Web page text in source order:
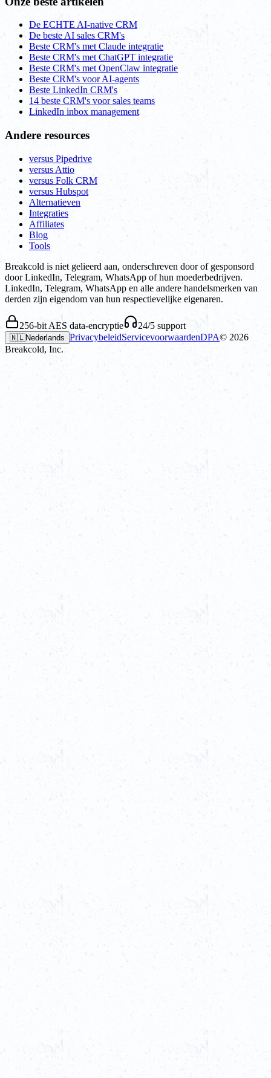
De ECHTE AI-native CRM
De beste AI sales CRM's
Beste CRM's met Claude integratie
Beste CRM's met ChatGPT integratie
Beste CRM's met OpenClaw integratie
Beste CRM's voor AI-agents
Beste LinkedIn CRM's
14 beste CRM's voor sales teams
LinkedIn inbox management
Andere resources
versus Pipedrive
versus Attio
versus Folk CRM
versus Hubspot
Alternatieven
Integraties
Affiliates
Blog
Tools
Breakcold is niet gelieerd aan, onderschreven door of gesponsord
door LinkedIn, Telegram, WhatsApp of hun moederbedrijven.
LinkedIn, Telegram, WhatsApp en alle andere handelsmerken van
derden zijn eigendom van hun respectievelijke eigenaren.
256-bit AES data-encryptie 24/5 support
🇳🇱Nederlands PrivacybeleidServicevoorwaardenDPA© 2026
Breakcold, Inc.